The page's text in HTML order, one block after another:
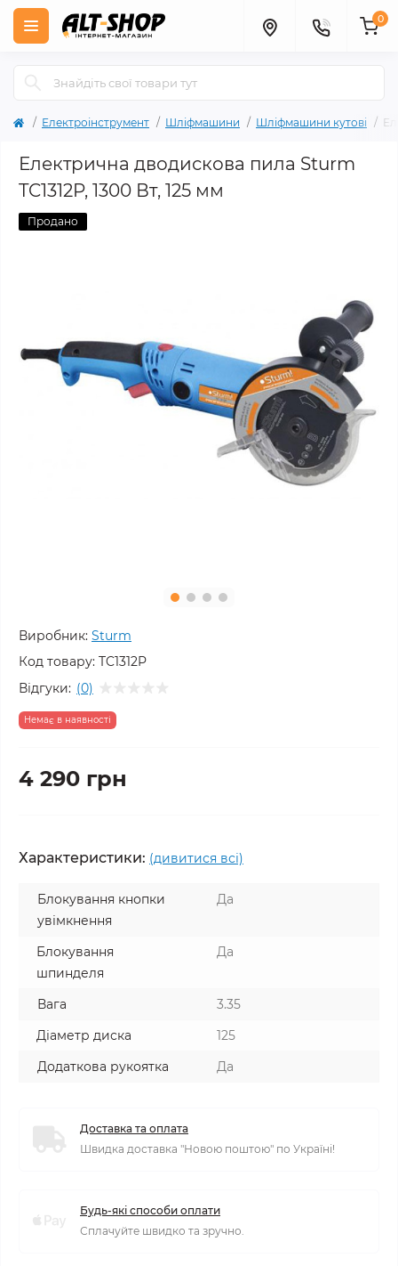
0
Електроінструмент Шліфмашини Шліфмашини кутові
Електрична дводискова пила Sturm
TC1312P, 1300 Вт, 125 мм
Продано
Виробник: Sturm
Код товару: TC1312P
Відгуки: (0)
Немає в наявності
4 290 грн
Характеристики: (дивитися всі)
Блокування кнопки
увімкнення
Да
Блокування
шпинделя
Да
Вага
3.35
Діаметр диска
125
Додаткова рукоятка
Да
Доставка та оплата
Швидка доставка "Новою поштою" по Україні!
Будь-які способи оплати
Сплачуйте швидко та зручно.